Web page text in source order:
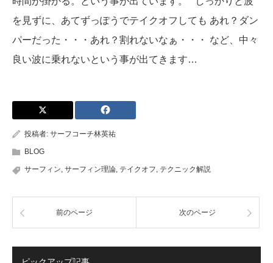
を見ずに、あてずっぽうでテイクオフしても あれ？ダン
パーだった・・・あれ？割れないなぁ・・・ など、中々
良い波に乗れないという事が出てきます…
投稿者: サーフコーチ林英祐
BLOG
サーフィン, サーフィン理論, テイクオフ, テクニック解説
前のページ 次のページ